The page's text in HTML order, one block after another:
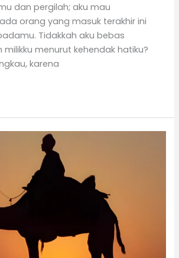
dan pergilah; aku mau
orang yang masuk terakhir ini
Tidakkah aku bebas
menurut kehendak hatiku?
karena